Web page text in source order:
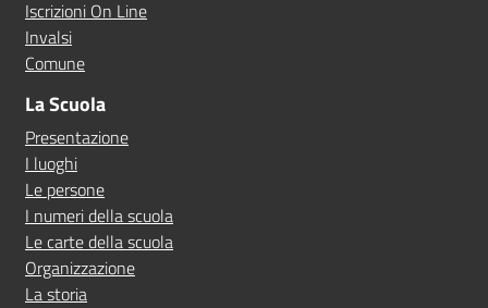
Iscrizioni On Line
Invalsi
Comune
La Scuola
Presentazione
I luoghi
Le persone
I numeri della scuola
Le carte della scuola
Organizzazione
La storia